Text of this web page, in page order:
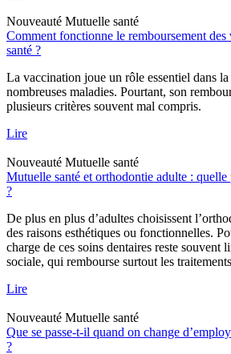
Nouveauté Mutuelle santé
Comment fonctionne le remboursement
santé ?
La vaccination joue un rôle essentiel dans
nombreuses maladies. Pourtant, son
plusieurs critères souvent mal compris.
Lire
Nouveauté Mutuelle santé
Mutuelle santé et orthodontie adulte : quelle
?
De plus en plus d’adultes choisissent
des raisons esthétiques ou fonctionnelles.
charge de ces soins dentaires reste souvent
sociale, qui rembourse surtout les
Lire
Nouveauté Mutuelle santé
Que se passe-t-il quand on change
?